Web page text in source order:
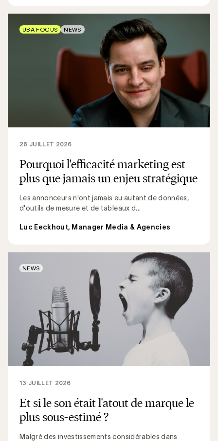
Pourquoi l'efficacité marketing est
plus que jamais un enjeu stratégique
Les annonceurs n'ont jamais eu autant de données,
d'outils de mesure et de tableaux d...
28 JUILLET 2026
Luc Eeckhout, Manager Media & Agencies
UBA FOCUS NEWS
Et si le son était l'atout de marque le
plus sous-estimé ?
Malgré des investissements considérables dans
13 JUILLET 2026
NEWS